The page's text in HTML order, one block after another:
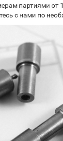
партиями от
с нами по